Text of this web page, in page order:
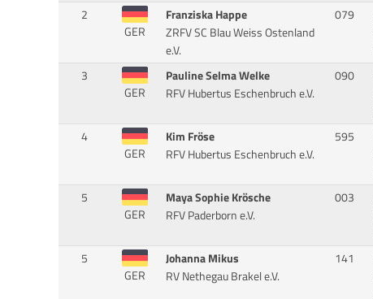
2
GER
Franziska Happe
ZRFV SC Blau Weiss Ostenland
e.V.
079
3
GER
Pauline Selma Welke
RFV Hubertus Eschenbruch e.V.
090
4
GER
Kim Fröse
RFV Hubertus Eschenbruch e.V.
595
5
GER
Maya Sophie Krösche
RFV Paderborn e.V.
003
5
GER
Johanna Mikus
RV Nethegau Brakel e.V.
141